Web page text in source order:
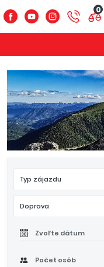
0
Typ zájazdu
Doprava
Zvoľte dátum
Počet osôb